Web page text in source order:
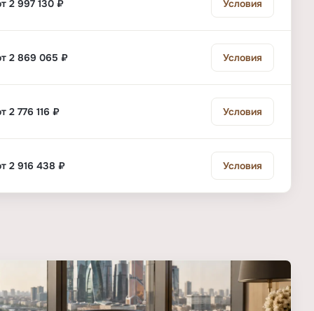
2 997 130 ₽ Условия
2 869 065 ₽ Условия
2 776 116 ₽ Условия
2 916 438 ₽ Условия